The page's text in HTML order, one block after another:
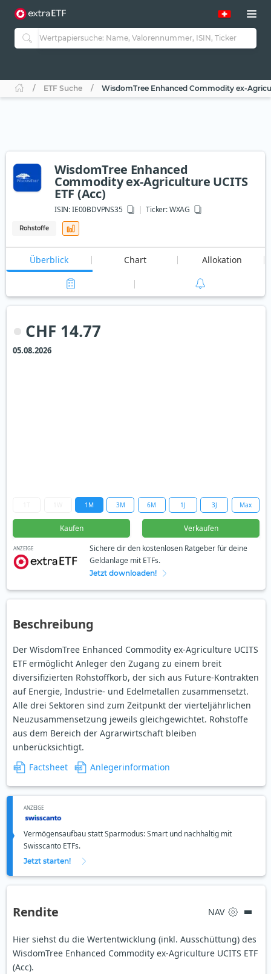
ETF Suche WisdomTree Enhanced Commodity ex-
WisdomTree Enhanced
Commodity ex-Agriculture UCITS
ETF (Acc)
ISIN:IE00BDVPNS35 Ticker:WXAG
Rohstoffe
Überblick Chart Allokation
CHF 14.77
05.08.2026
1M 3M 6M 1J 3J Max
Kaufen Verkaufen
ANZEIGE
Sichere dir den kostenlosen Ratgeber für deine
Geldanlage mit ETFs.
Jetzt downloaden!
Beschreibung
Der WisdomTree Enhanced Commodity ex-Agriculture UCITS
ETF ermöglicht Anleger den Zugang zu einem breit
diversifizierten Rohstoffkorb, der sich aus Future-Kontrakten
auf Energie, Industrie- und Edelmetallen zusammensetzt.
Alle drei Sektoren sind zum Zeitpunkt der vierteljährlichen
Neuzusammensetzung jeweils gleichgewichtet. Rohstoffe
aus dem Bereich der Agrarwirtschaft bleiben
unberücksichtigt.
Factsheet
Anlegerinformation
ANZEIGE
Vermögensaufbau statt Sparmodus: Smart und nachhaltig mit
Swisscanto ETFs.
Jetzt starten!
Rendite NAV
Hier siehst du die Wertentwicklung (inkl. Ausschüttung) des
WisdomTree Enhanced Commodity ex-Agriculture UCITS ETF
(Acc).